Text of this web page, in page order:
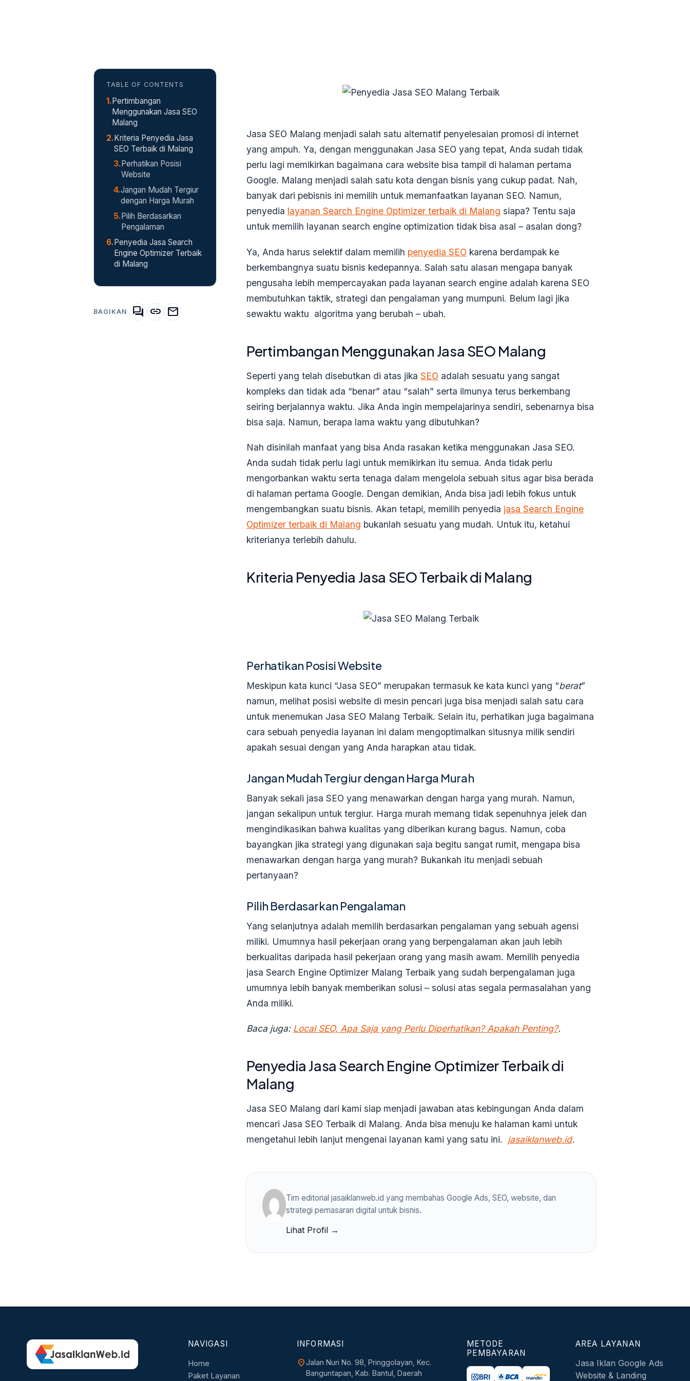
TABLE OF CONTENTS
Pertimbangan
Menggunakan Jasa SEO
Malang
Kriteria Penyedia Jasa
SEO Terbaik di Malang
Perhatikan Posisi
Website
Jangan Mudah Tergiur
dengan Harga Murah
Pilih Berdasarkan
Pengalaman
Penyedia Jasa Search
Engine Optimizer Terbaik
di Malang
BAGIKAN forum link mail
Jasa SEO Malang menjadi salah satu alternatif penyelesaian promosi di internet
yang ampuh. Ya, dengan menggunakan Jasa SEO yang tepat, Anda sudah tidak
perlu lagi memikirkan bagaimana cara website bisa tampil di halaman pertama
Google. Malang menjadi salah satu kota dengan bisnis yang cukup padat. Nah,
banyak dari pebisnis ini memilih untuk memanfaatkan layanan SEO. Namun,
penyedia layanan Search Engine Optimizer terbaik di Malang siapa? Tentu saja
untuk memilih layanan search engine optimization tidak bisa asal – asalan dong?
Ya, Anda harus selektif dalam memilih penyedia SEO karena berdampak ke
berkembangnya suatu bisnis kedepannya. Salah satu alasan mengapa banyak
pengusaha lebih mempercayakan pada layanan search engine adalah karena SEO
membutuhkan taktik, strategi dan pengalaman yang mumpuni. Belum lagi jika
sewaktu waktu algoritma yang berubah – ubah.
Pertimbangan Menggunakan Jasa SEO Malang
Seperti yang telah disebutkan di atas jika SEO adalah sesuatu yang sangat
kompleks dan tidak ada “benar” atau “salah” serta ilmunya terus berkembang
seiring berjalannya waktu. Jika Anda ingin mempelajarinya sendiri, sebenarnya bisa
bisa saja. Namun, berapa lama waktu yang dibutuhkan?
Nah disinilah manfaat yang bisa Anda rasakan ketika menggunakan Jasa SEO.
Anda sudah tidak perlu lagi untuk memikirkan itu semua. Anda tidak perlu
mengorbankan waktu serta tenaga dalam mengelola sebuah situs agar bisa berada
di halaman pertama Google. Dengan demikian, Anda bisa jadi lebih fokus untuk
mengembangkan suatu bisnis. Akan tetapi, memilih penyedia jasa Search Engine
Optimizer terbaik di Malang bukanlah sesuatu yang mudah. Untuk itu, ketahui
kriterianya terlebih dahulu.
Kriteria Penyedia Jasa SEO Terbaik di Malang
Perhatikan Posisi Website
Meskipun kata kunci “Jasa SEO” merupakan termasuk ke kata kunci yang “berat”
namun, melihat posisi website di mesin pencari juga bisa menjadi salah satu cara
untuk menemukan Jasa SEO Malang Terbaik. Selain itu, perhatikan juga bagaimana
cara sebuah penyedia layanan ini dalam mengoptimalkan situsnya milik sendiri
apakah sesuai dengan yang Anda harapkan atau tidak.
Jangan Mudah Tergiur dengan Harga Murah
Banyak sekali jasa SEO yang menawarkan dengan harga yang murah. Namun,
jangan sekalipun untuk tergiur. Harga murah memang tidak sepenuhnya jelek dan
mengindikasikan bahwa kualitas yang diberikan kurang bagus. Namun, coba
bayangkan jika strategi yang digunakan saja begitu sangat rumit, mengapa bisa
menawarkan dengan harga yang murah? Bukankah itu menjadi sebuah
pertanyaan?
Pilih Berdasarkan Pengalaman
Yang selanjutnya adalah memilih berdasarkan pengalaman yang sebuah agensi
miliki. Umumnya hasil pekerjaan orang yang berpengalaman akan jauh lebih
berkualitas daripada hasil pekerjaan orang yang masih awam. Memilih penyedia
jasa Search Engine Optimizer Malang Terbaik yang sudah berpengalaman juga
umumnya lebih banyak memberikan solusi – solusi atas segala permasalahan yang
Anda miliki.
Baca juga: Local SEO, Apa Saja yang Perlu Diperhatikan? Apakah Penting?.
Penyedia Jasa Search Engine OptimizerTerbaik di
Malang
Jasa SEO Malang dari kami siap menjadi jawaban atas kebingungan Anda dalam
mencari Jasa SEO Terbaik di Malang. Anda bisa menuju ke halaman kami untuk
mengetahui lebih lanjut mengenai layanan kami yang satu ini.
jasaiklanweb.id.
Tim editorial jasaiklanweb.id yang membahas Google Ads, SEO, website, dan
strategi pemasaran digital untuk bisnis.
Lihat Profil →
NAVIGASI
Home
Paket Layanan
INFORMASI
location_onJalan Nuri No. 98, Pringgolayan, Kec.
Banguntapan, Kab. Bantul, Daerah
METODE
PEMBAYARAN
AREA LAYANAN
Jasa Iklan Google Ads
Website & Landing